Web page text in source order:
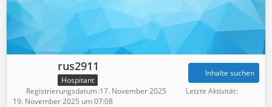
rus2911
Hospitant
Inhalte suchen
Registrierungsdatum 17. November 2025
Letzte Aktivität
19. November 2025 um 07:08